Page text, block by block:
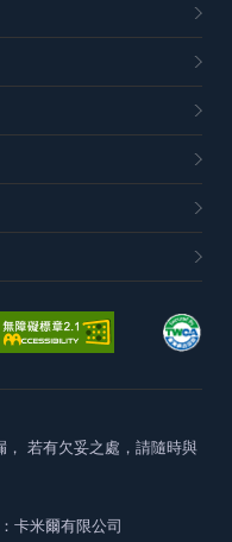
， 若有欠妥之處，請隨時與
卡米爾有限公司